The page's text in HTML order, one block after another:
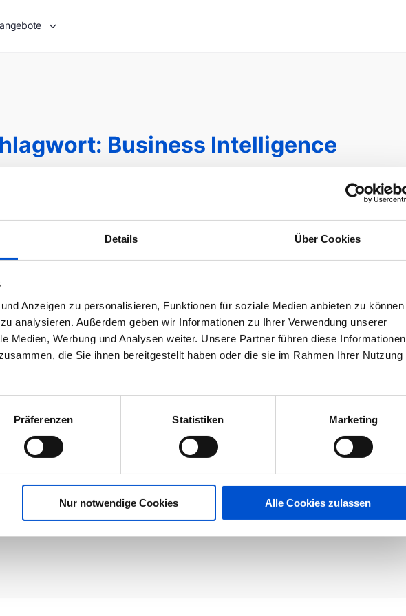
Details Über Cookies
Anzeigen zu personalisieren, Funktionen für soziale Medien anbieten zu können
analysieren. Außerdem geben wir Informationen zu Ihrer Verwendung unserer
Medien, Werbung und Analysen weiter. Unsere Partner führen diese Informationen
die Sie ihnen bereitgestellt haben oder die sie im Rahmen Ihrer Nutzung
Präferenzen Statistiken Marketing
Nur notwendige Cookies Alle Cookies zulassen
Business Intelligence